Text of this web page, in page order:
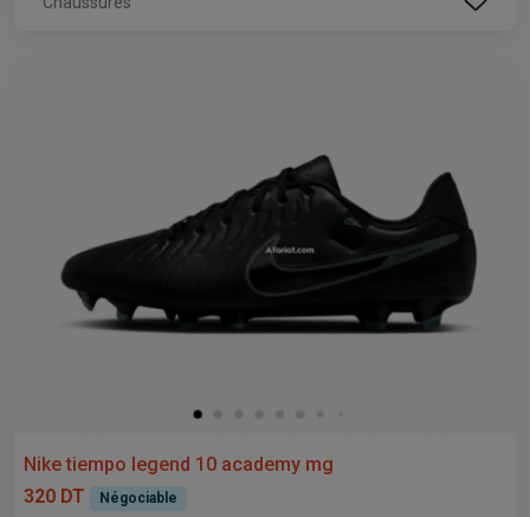
Nike tiempo legend 10 academy mg
320 DT
Négociable